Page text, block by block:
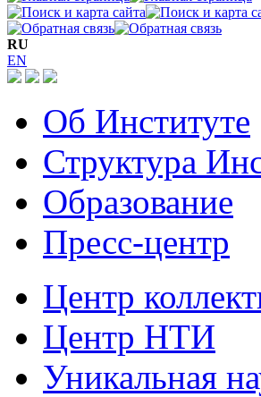
RU
EN
Об Институте
Структура
Образование
Пресс-центр
Центр
Центр НТИ
Уникальная